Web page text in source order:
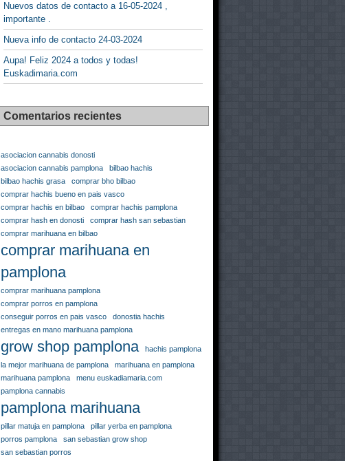
Nuevos datos de contacto a 16-05-2024 ,
importante .
Nueva info de contacto 24-03-2024
Aupa! Feliz 2024 a todos y todas!
Euskadimaria.com
Comentarios recientes
asociacion cannabis donosti
asociacion cannabis pamplona
bilbao hachis
bilbao hachis grasa
comprar bho bilbao
comprar hachis bueno en pais vasco
comprar hachis en bilbao
comprar hachis pamplona
comprar hash en donosti
comprar hash san sebastian
comprar marihuana en bilbao
comprar marihuana en
pamplona
comprar marihuana pamplona
comprar porros en pamplona
conseguir porros en pais vasco
donostia hachis
entregas en mano marihuana pamplona
grow shop pamplona
hachis pamplona
la mejor marihuana de pamplona
marihuana en pamplona
marihuana pamplona
menu euskadiamaria.com
pamplona cannabis
pamplona marihuana
pillar matuja en pamplona
pillar yerba en pamplona
porros pamplona
san sebastian grow shop
san sebastian porros